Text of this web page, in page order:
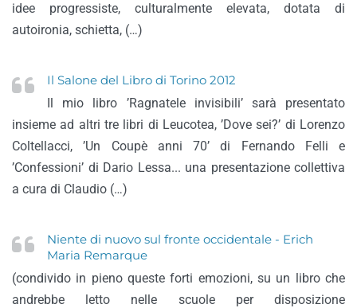
idee progressiste, culturalmente elevata, dotata di
autoironia, schietta, (…)
Il Salone del Libro di Torino 2012
Il mio libro ’Ragnatele invisibili’ sarà presentato
insieme ad altri tre libri di Leucotea, ’Dove sei?’ di Lorenzo
Coltellacci, ’Un Coupè anni 70’ di Fernando Felli e
’Confessioni’ di Dario Lessa... una presentazione collettiva
a cura di Claudio (…)
Niente di nuovo sul fronte occidentale - Erich
Maria Remarque
(condivido in pieno queste forti emozioni, su un libro che
andrebbe letto nelle scuole per disposizione